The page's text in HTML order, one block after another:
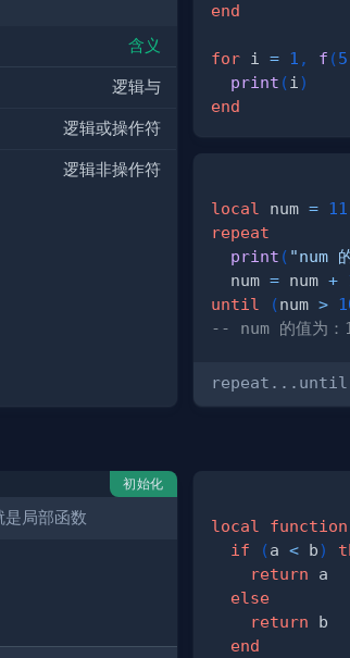
含义
逻辑与
逻辑或操作符
逻辑非操作符
end
for i = 1 , f (5
print (i)
end
local num = 11
repeat
print ( "num
  num
= num +
until
(num >
-- num 的值为：
repeat...until
初始化
是局部函数 local function
if
(a < b)
return
else
return
end